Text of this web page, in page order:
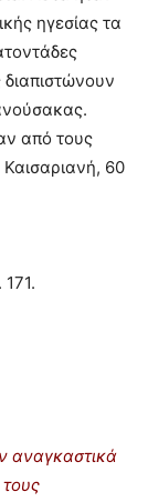
ηγεσίας τα
από τους
60
171.
αναγκαστικά